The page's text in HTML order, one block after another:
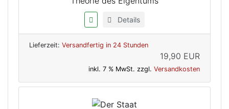
Details
Lieferzeit: Versandfertig in 24 Stunden
19,90 EUR
inkl. 7 % MwSt. zzgl. Versandkosten